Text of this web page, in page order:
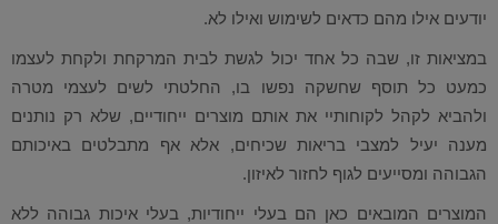
יודעים אילו מהם כדאים לשימוש ואילו לא.
במציאות זו, שבה כל אחד יכול לגשת לבית המרקחת ולקחת לעצמו
כמעט כל תוסף שחשקה נפשו בו, החלטתי לשים לעצמי מטרה
ולהביא לקהל לקוחותיי את אותם מוצרים ייחודיים, שלא רק נותנים
מענה יעיל למצבי בריאות שכיחים, אלא אף מתבלטים באיכותם
הגבוהה ומסייעים לגוף לחזור לאיזון.
המוצרים המובאים כאן הם בעלי ייחודיות, בעלי איכות גבוהה ללא